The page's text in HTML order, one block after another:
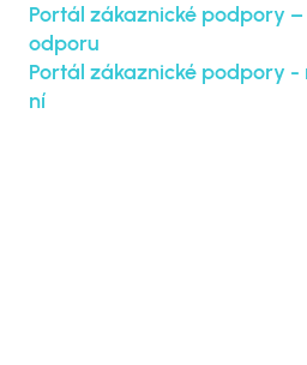
Portál zákaznické podpory
odporu
Portál zákaznické podpory
ní